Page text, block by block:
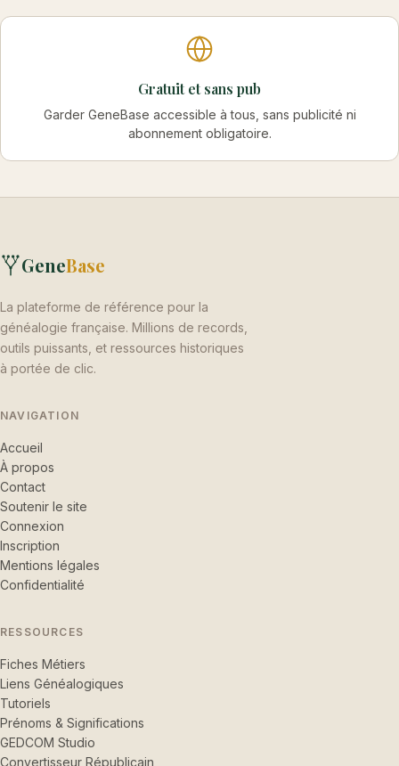
29/07/2026
28/07/2026
jjn
Bravo pour ce site qui offre de nombreuses possibilités et
28/07/2026
jemantoine
27/07/2026
muradec
27/07/2026
Gratuit et sans pub
Garder GeneBase accessible à tous, sans publicité ni
abonnement obligatoire.
GeneBase
La plateforme de référence pour la
généalogie française. Millions de records,
outils puissants, et ressources historiques
à portée de clic.
NAVIGATION
Accueil
À propos
Contact
Soutenir le site
Connexion
Inscription
Mentions légales
Confidentialité
RESSOURCES
Fiches Métiers
Liens Généalogiques
Tutoriels
Prénoms & Significations
GEDCOM Studio
Convertisseur Républicain